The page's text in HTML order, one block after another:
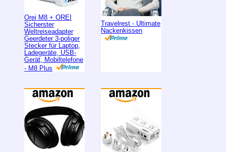
Orei M8 + OREI
Sicherster
Weltreiseadapter
Geerdeter 3-poliger
Stecker für Laptop,
Ladegeräte, USB-
Gerät, Mobiltelefone
- M8 Plus
Travelrest - Ultimate
Nackenkissen